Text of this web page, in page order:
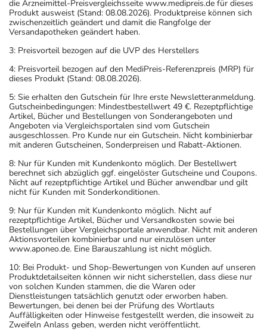
die Arzneimittel-Preisvergleichsseite www.medipreis.de für dieses
Produkt ausweist (Stand: 08.08.2026). Produktpreise können sich
zwischenzeitlich geändert und damit die Rangfolge der
Versandapotheken geändert haben.
3: Preisvorteil bezogen auf die UVP des Herstellers
4: Preisvorteil bezogen auf den MediPreis-Referenzpreis (MRP) für
dieses Produkt (Stand: 08.08.2026).
5: Sie erhalten den Gutschein für Ihre erste Newsletteranmeldung.
Gutscheinbedingungen: Mindestbestellwert 49 €. Rezeptpflichtige
Artikel, Bücher und Bestellungen von Sonderangeboten und
Angeboten via Vergleichsportalen sind vom Gutschein
ausgeschlossen. Pro Kunde nur ein Gutschein. Nicht kombinierbar
mit anderen Gutscheinen, Sonderpreisen und Rabatt-Aktionen.
8: Nur für Kunden mit Kundenkonto möglich. Der Bestellwert
berechnet sich abzüglich ggf. eingelöster Gutscheine und Coupons.
Nicht auf rezeptpflichtige Artikel und Bücher anwendbar und gilt
nicht für Kunden mit Sonderkonditionen.
9: Nur für Kunden mit Kundenkonto möglich. Nicht auf
rezeptpflichtige Artikel, Bücher und Versandkosten sowie bei
Bestellungen über Vergleichsportale anwendbar. Nicht mit anderen
Aktionsvorteilen kombinierbar und nur einzulösen unter
www.aponeo.de. Eine Barauszahlung ist nicht möglich.
10: Bei Produkt- und Shop-Bewertungen von Kunden auf unseren
Produktdetailseiten können wir nicht sicherstellen, dass diese nur
von solchen Kunden stammen, die die Waren oder
Dienstleistungen tatsächlich genutzt oder erworben haben.
Bewertungen, bei denen bei der Prüfung des Wortlauts
Auffälligkeiten oder Hinweise festgestellt werden, die insoweit zu
Zweifeln Anlass geben, werden nicht veröffentlicht.